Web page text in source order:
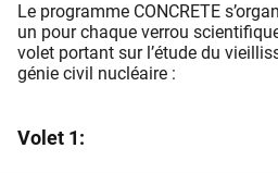
Le programme CONCRETE
un pour chaque verrou
volet portant sur l’étude du
génie civil nucléaire :
Volet 1: